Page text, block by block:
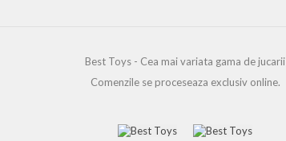
Best Toys - Cea mai variata gama de jucarii
Comenzile se proceseaza exclusiv online.